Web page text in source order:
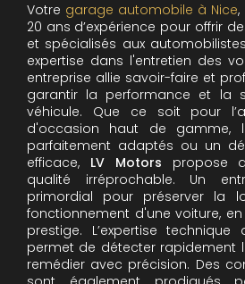
Votre garage automobile à Nice,
20 ans d’expérience pour offrir
et spécialisés aux
expertise dans l'entretien des
entreprise allie savoir-faire et
garantir la performance et la
véhicule. Que ce soit pour
d'occasion haut de gamme,
parfaitement adaptés ou un
efficace, LV Motors propose
qualité irréprochable. Un
primordial pour préserver la
fonctionnement d'une voiture,
prestige. L’expertise
permet de détecter rapidement
remédier avec précision. Des